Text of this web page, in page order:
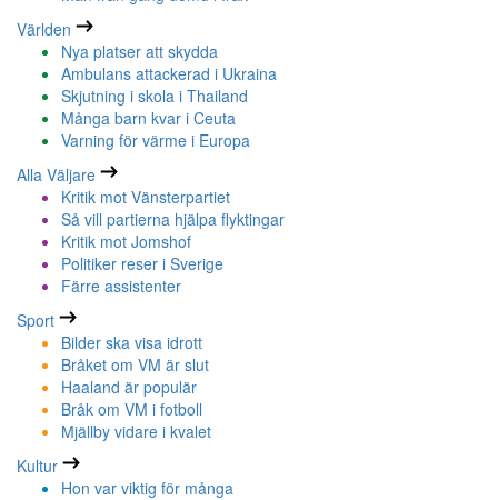
Världen
Nya platser att skydda
Ambulans attackerad i Ukraina
Skjutning i skola i Thailand
Många barn kvar i Ceuta
Varning för värme i Europa
Alla Väljare
Kritik mot Vänsterpartiet
Så vill partierna hjälpa flyktingar
Kritik mot Jomshof
Politiker reser i Sverige
Färre assistenter
Sport
Bilder ska visa idrott
Bråket om VM är slut
Haaland är populär
Bråk om VM i fotboll
Mjällby vidare i kvalet
Kultur
Hon var viktig för många